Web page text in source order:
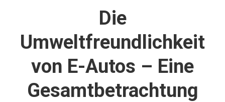
Die
Umweltfreundlichkeit
von E-Autos – Eine
Gesamtbetrachtung